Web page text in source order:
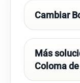
Cambiar
Más
Coloma